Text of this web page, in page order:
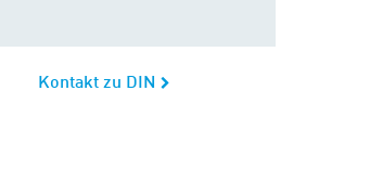
Kontakt zu DIN